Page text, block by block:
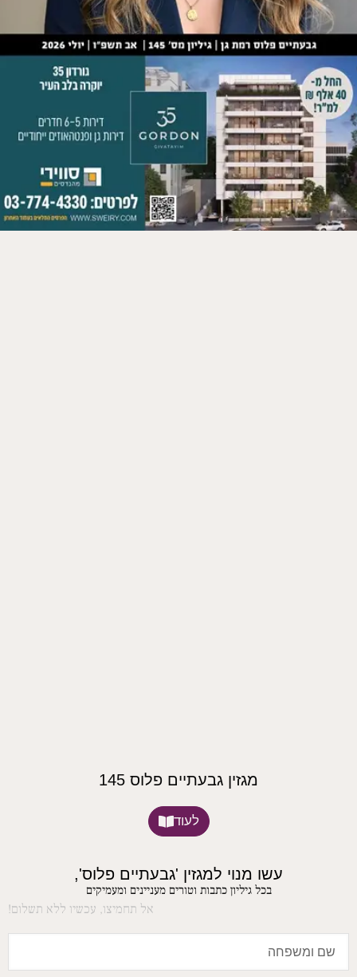
מגזין גבעתיים פלוס 145
לעוד
עשו מנוי למגזין 'גבעתיים פלוס',
בכל גיליון כתבות וטורים מעניינים ומעמיקים
אל תחמיצו, עכשיו ללא תשלום!